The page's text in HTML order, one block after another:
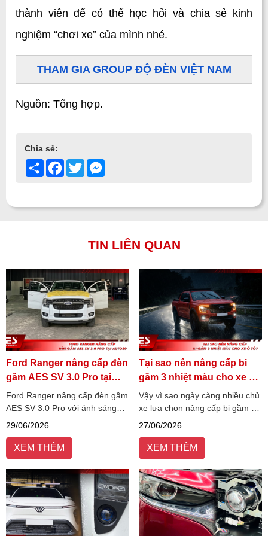
thành viên để có thể học hỏi và chia sẻ kinh
nghiệm “chơi xe” của mình nhé.
THAM GIA GROUP ĐỘ ĐÈN VIỆT NAM
Nguồn: Tổng hợp.
Chia sẻ:
Share Facebook
Twitter
TIN LIÊN QUAN
Ford Ranger nâng cấp đèn
gầm AES SV 3.0 Pro tại
Auto39
Ford Ranger nâng cấp đèn gầm
AES SV 3.0 Pro với ánh sáng
4800K bám đường, trợ pha Elip
an toàn khi lái xe ban đêm.
29/06/2026
XEM THÊM
Tại sao nên nâng cấp bi
gầm 3 nhiệt màu cho xe ô
tô?
Vậy vì sao ngày càng nhiều chủ
xe lựa chọn nâng cấp bi gầm 3
nhiệt màu thay vì các dòng đèn
Hãy cùng AES Việt Nam tìm
hiểu ngay!
27/06/2026
XEM THÊM